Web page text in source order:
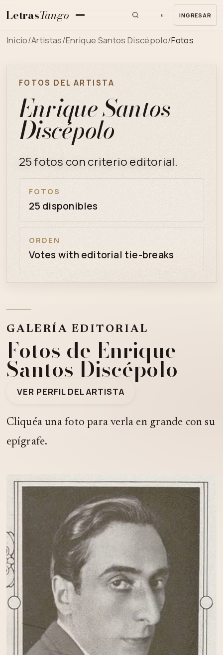
LetrasTango ◐ INGRESAR
Inicio/Artistas/Enrique Santos Discépolo/Fotos
FOTOS DEL ARTISTA
Enrique Santos
Discépolo
25 fotos con criterio editorial.
FOTOS
25 disponibles
ORDEN
Votes with editorial tie-breaks
GALERÍA EDITORIAL
Fotos de Enrique
Santos Discépolo
VER PERFIL DEL ARTISTA
Cliquéa una foto para verla en grande con su
epígrafe.